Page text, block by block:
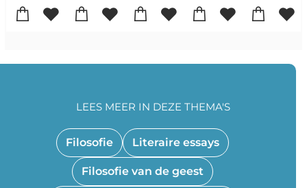
Filosofie Literaire essays
Filosofie van de geest
LEES MEER IN DEZE THEMA'S